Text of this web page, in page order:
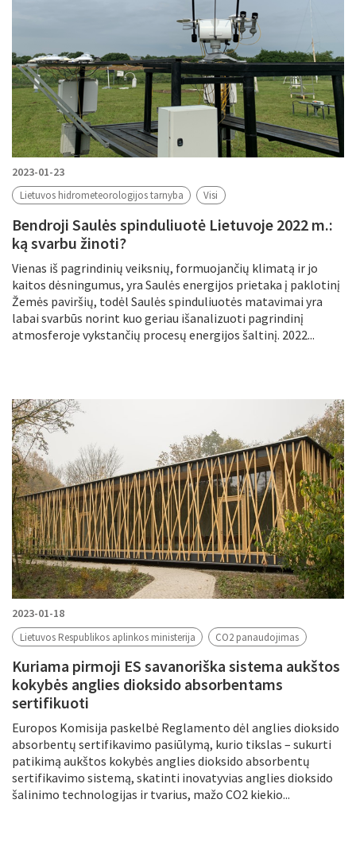
2023-01-23
Lietuvos hidrometeorologijos tarnyba Visi
Bendroji Saulės spinduliuotė Lietuvoje 2022 m.:
ką svarbu žinoti?
Vienas iš pagrindinių veiksnių, formuojančių klimatą ir jo
kaitos dėsningumus, yra Saulės energijos prietaka į paklotinį
Žemės paviršių, todėl Saulės spinduliuotės matavimai yra
labai svarbūs norint kuo geriau išanalizuoti pagrindinį
atmosferoje vykstančių procesų energijos šaltinį. 2022...
2023-01-18
Lietuvos Respublikos aplinkos ministerija CO2 panaudojimas
Kuriama pirmoji ES savanoriška sistema aukštos
kokybės anglies dioksido absorbentams
sertifikuoti
Europos Komisija paskelbė Reglamento dėl anglies dioksido
absorbentų sertifikavimo pasiūlymą, kurio tikslas – sukurti
patikimą aukštos kokybės anglies dioksido absorbentų
sertifikavimo sistemą, skatinti inovatyvias anglies dioksido
šalinimo technologijas ir tvarius, mažo CO2 kiekio...